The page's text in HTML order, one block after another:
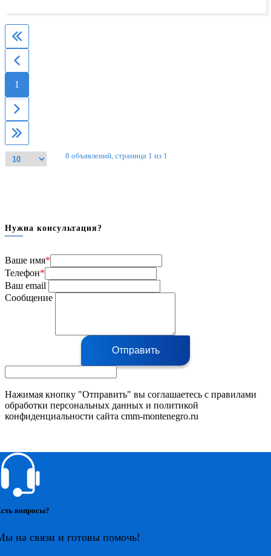
1
8 объявлений, страница 1 из 1
Нужна консультация?
Ваше имя*
Телефон*
Ваш email
Сообщение
Отправить
Нажимая кнопку "Отправить" вы соглашаетесь с правилами
обработки персональных данных и политикой
конфиденциальности сайта cmm-montenegro.ru
вопросы?
на связи и готовы помочь!